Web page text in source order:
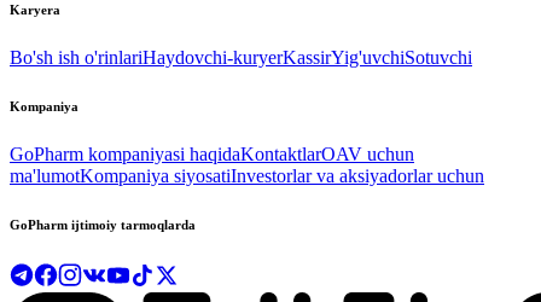
Karyera
Bo'sh ish o'rinlariHaydovchi-kuryerKassirYig'uvchiSotuvchi
Kompaniya
GoPharm kompaniyasi haqidaKontaktlarOAV uchun
ma'lumotKompaniya siyosatiInvestorlar va aksiyadorlar uchun
GoPharm ijtimoiy tarmoqlarda